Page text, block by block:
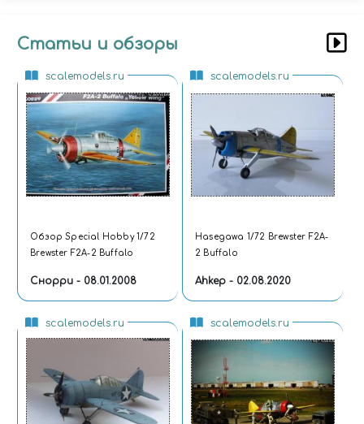
Статьи и обзоры
scalemodels.ru
Обзор Special Hobby 1/72
Brewster F2A-2 Buffalo
Снорри - 08.01.2008
scalemodels.ru
Hasegawa 1/72 Brewster F2A-
2 Buffalo
Ahkep - 02.08.2020
scalemodels.ru scalemodels.ru